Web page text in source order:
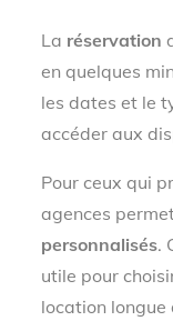
La réservation
en quelques
les dates et le
accéder aux
Pour ceux qui
agences
personnalisés.
utile pour
location longue